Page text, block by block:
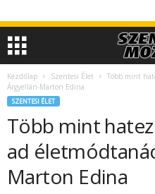
Kezdőlap Szentesi Élet
Több mint
Árgyellán-Marton Edina
SZENTESI ÉLET
Több mint
ad
Marton Edina